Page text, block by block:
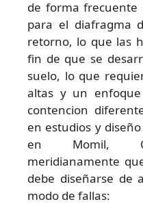
de forma frecuente
para el diafragma
retorno, lo que las
fin de que se
suelo, lo que
altas y un
contencion
en estudios y
en Momil,
meridianamente
debe diseñarse de
modo de fallas: